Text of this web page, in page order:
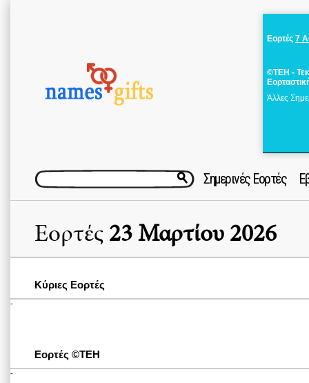
Εορτές 7
©ΤΕΗ -
Άλλες
Σημερινές Εορτές
Εορτές 23 Μαρτίου 2026
Κύριες Εορτές
-
Εορτές ©ΤΕΗ
-